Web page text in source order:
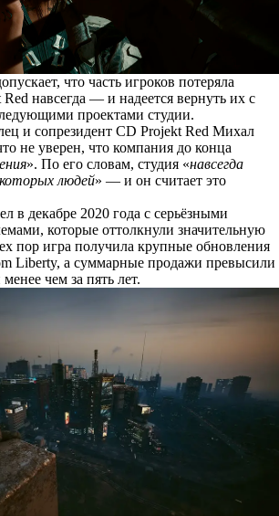
что часть игроков потеряла
навсегда — и надеется вернуть их с
проектами студии.
и сопрезидент CD Projekt Red Михал
не уверен, что компания до конца
». По его словам, студия «навсегда
людей» — и он считает это
в декабре 2020 года с серьёзными
которые оттолкнули значительную
пор игра получила крупные обновления
Liberty, а суммарные продажи превысили
чем за пять лет.